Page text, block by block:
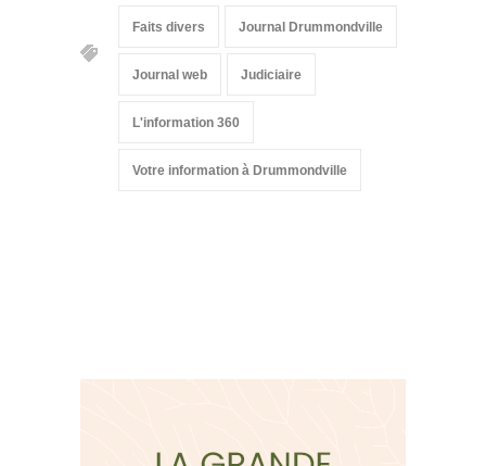
Faits divers Journal Drummondville
Journal web Judiciaire
L'information 360
Votre information à Drummondville